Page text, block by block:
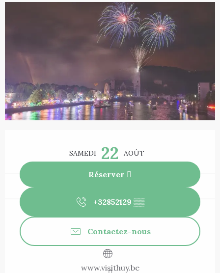
SAMEDI 22 AOÛT
Réserver
+32852129 ▒▒
Contactez-nous
www.visithuy.be